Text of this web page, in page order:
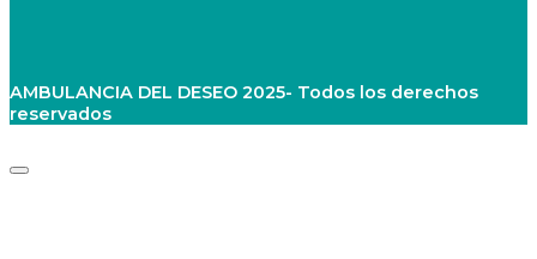
AMBULANCIA DEL DESEO 2025- Todos los derechos
reservados